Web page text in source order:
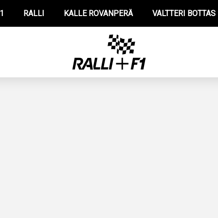
RALLI KALLE ROVANPERÄ VALTTERI BOTTAS